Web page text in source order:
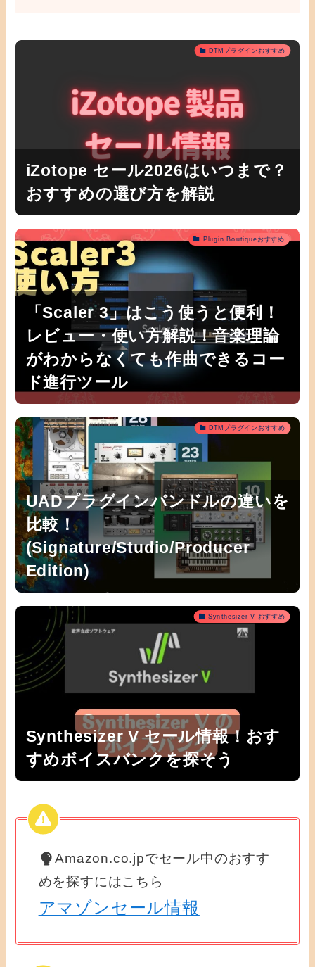
DTMプラグインおすすめ
iZotope セール2026はいつまで？
おすすめの選び方を解説
Plugin Boutiqueおすすめ
「Scaler 3」はこう使うと便利！
レビュー・使い方解説！音楽理論
がわからなくても作曲できるコー
ド進行ツール
DTMプラグインおすすめ
UADプラグインバンドルの違いを
比較！
(Signature/Studio/Producer
Edition)
Synthesizer V おすすめ
Synthesizer V セール情報！おす
すめボイスバンクを探そう
Amazon.co.jpでセール中のおすす
めを探すにはこちら
アマゾンセール情報